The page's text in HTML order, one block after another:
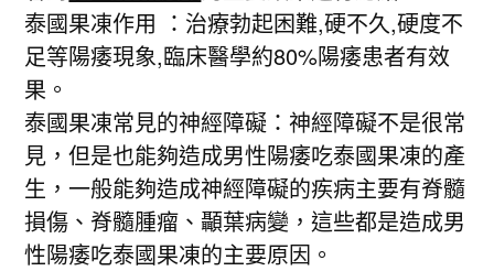
泰國果凍作用 ：治療勃起困難,硬不久,硬度不
足等陽痿現象,臨床醫學約80%陽痿患者有效
果。
泰國果凍常見的神經障礙：神經障礙不是很常
見，但是也能夠造成男性陽痿吃泰國果凍的產
生，一般能夠造成神經障礙的疾病主要有脊髓
損傷、脊髓腫瘤、顳葉病變，這些都是造成男
性陽痿吃泰國果凍的主要原因。